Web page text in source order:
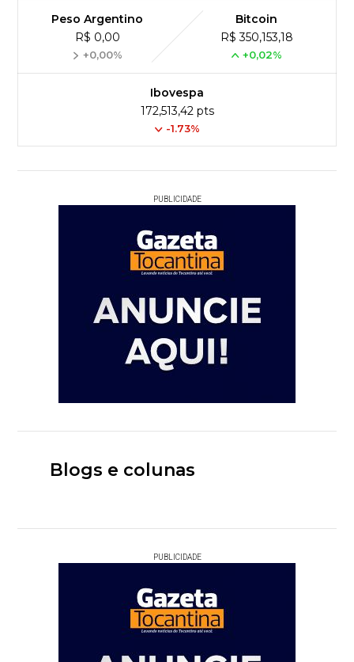
Peso Argentino
R$ 0,00
+0,00%
Bitcoin
R$ 350,153,18
+0,02%
Ibovespa
172,513,42 pts
-1.73%
PUBLICIDADE
Blogs e colunas
PUBLICIDADE